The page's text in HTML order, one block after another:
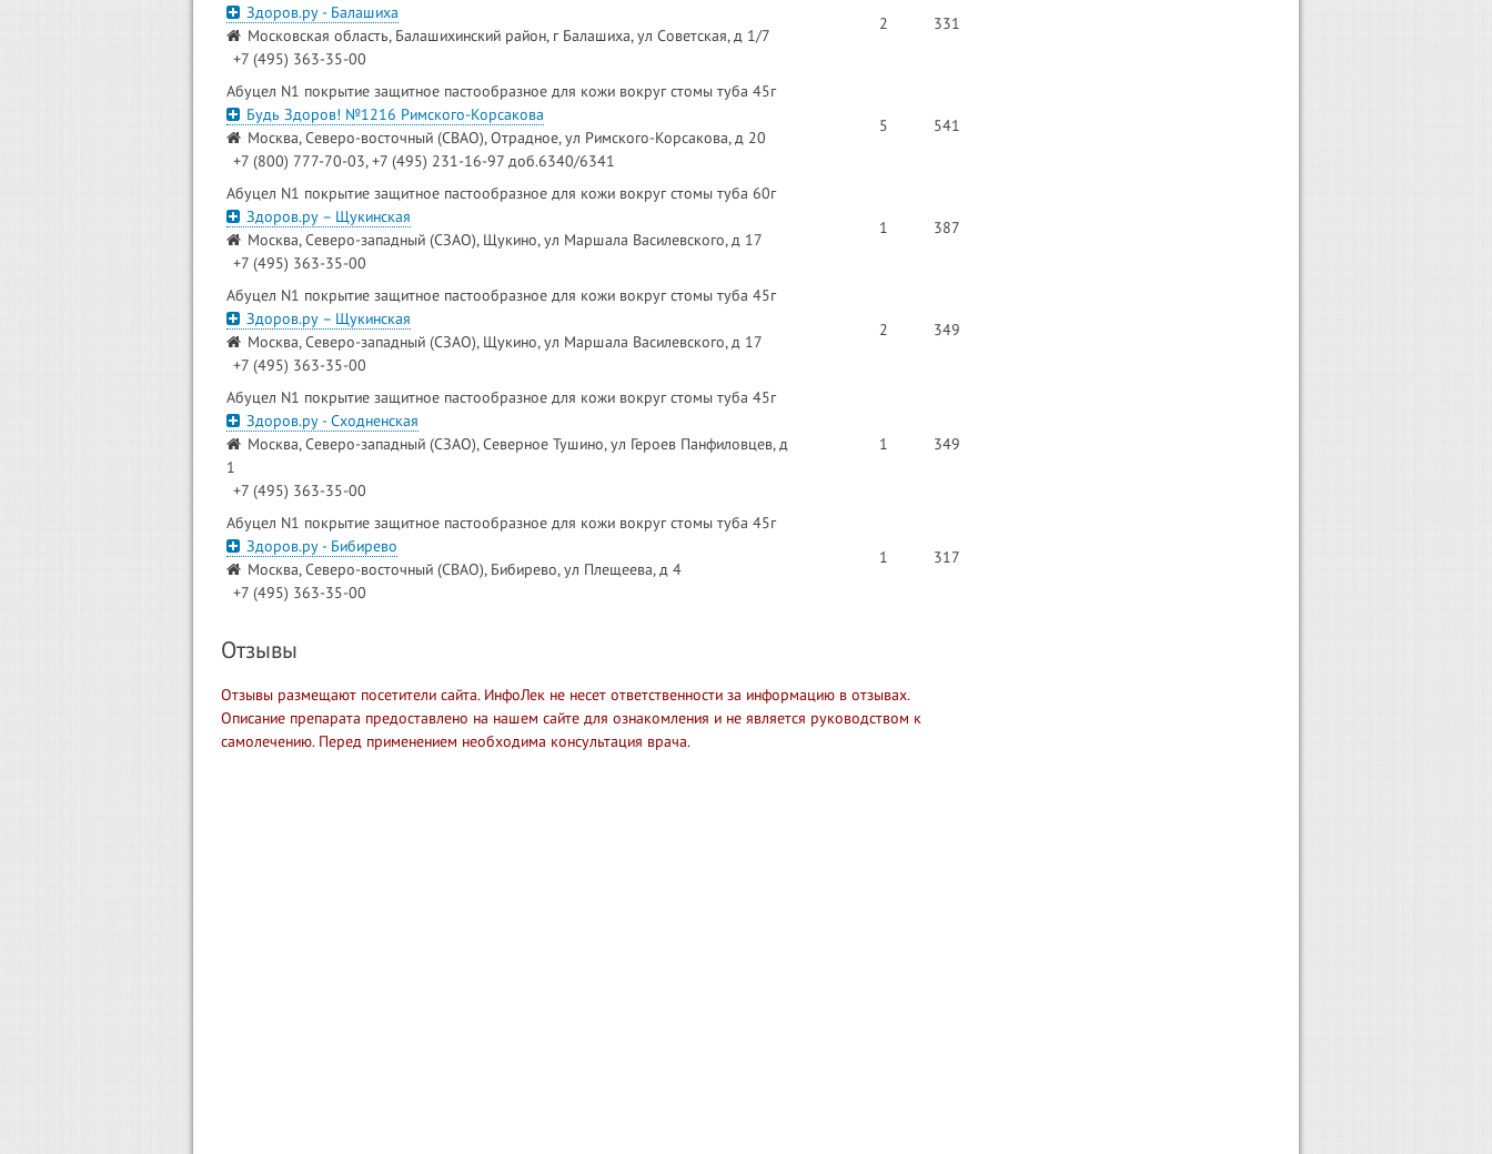
Здоров.ру - Балашиха
Московская область, Балашихинский район, г Балашиха, ул Советская, д 1/7
+7 (495) 363-35-00
2 331
Абуцел N1 покрытие защитное пастообразное для кожи вокруг стомы туба 45г
Будь Здоров! №1216 Римского-Корсакова
Москва, Северо-восточный (СВАО), Отрадное, ул Римского-Корсакова, д 20
+7 (800) 777-70-03, +7 (495) 231-16-97 доб.6340/6341
5 541
Абуцел N1 покрытие защитное пастообразное для кожи вокруг стомы туба 60г
Здоров.ру – Щукинская
Москва, Северо-западный (СЗАО), Щукино, ул Маршала Василевского, д 17
+7 (495) 363-35-00
1 387
Абуцел N1 покрытие защитное пастообразное для кожи вокруг стомы туба 45г
Здоров.ру – Щукинская
Москва, Северо-западный (СЗАО), Щукино, ул Маршала Василевского, д 17
+7 (495) 363-35-00
2 349
Абуцел N1 покрытие защитное пастообразное для кожи вокруг стомы туба 45г
Здоров.ру - Сходненская
Москва, Северо-западный (СЗАО), Северное Тушино, ул Героев Панфиловцев, д
1
+7 (495) 363-35-00
1 349
Абуцел N1 покрытие защитное пастообразное для кожи вокруг стомы туба 45г
Здоров.ру - Бибирево
Москва, Северо-восточный (СВАО), Бибирево, ул Плещеева, д 4
+7 (495) 363-35-00
1 317
Отзывы
Отзывы размещают посетители сайта. ИнфоЛек не несет ответственности за информацию в отзывах.
Описание препарата предоставлено на нашем сайте для ознакомления и не является руководством к
самолечению. Перед применением необходима консультация врача.